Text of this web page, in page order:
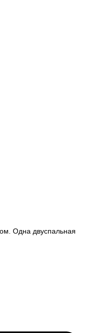
Одна двуспальная